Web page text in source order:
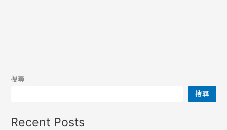
搜尋
搜尋
Recent Posts